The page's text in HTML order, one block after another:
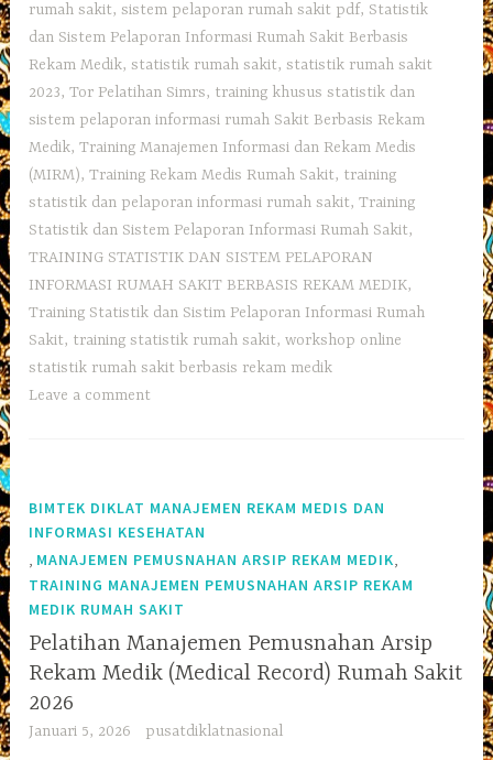
rumah sakit,sistem pelaporan rumah sakit pdf, Statistik
dan Sistem Pelaporan Informasi Rumah Sakit Berbasis
Rekam Medik,statistik rumah sakit,statistik rumah sakit
2023,Tor Pelatihan Simrs, training khusus statistik dan
sistem pelaporan informasi rumah Sakit Berbasis Rekam
Medik,Training Manajemen Informasi dan Rekam Medis
(MIRM),Training Rekam Medis Rumah Sakit, training
statistik dan pelaporan informasi rumah sakit,Training
Statistik dan Sistem Pelaporan Informasi Rumah Sakit,
TRAINING STATISTIK DAN SISTEM PELAPORAN
INFORMASI RUMAH SAKIT BERBASIS REKAM MEDIK,
Training Statistik dan Sistim Pelaporan Informasi Rumah
Sakit, training statistik rumah sakit,workshop online
statistik rumah sakit berbasis rekam medik
Leave a comment
BIMTEK DIKLAT MANAJEMEN REKAM MEDIS DAN
INFORMASI KESEHATAN
MANAJEMEN PEMUSNAHAN ARSIP REKAM MEDIK
TRAINING MANAJEMEN PEMUSNAHAN ARSIP REKAM
MEDIK RUMAH SAKIT
Pelatihan Manajemen Pemusnahan Arsip
Rekam Medik (Medical Record) Rumah Sakit
2026
Januari 5, 2026 pusatdiklatnasional